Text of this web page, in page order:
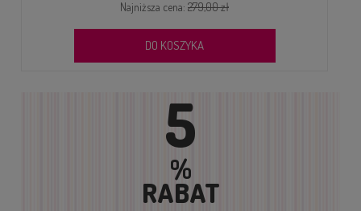
Najniższa cena: 279,00 zł
DO KOSZYKA
5
%
RABAT